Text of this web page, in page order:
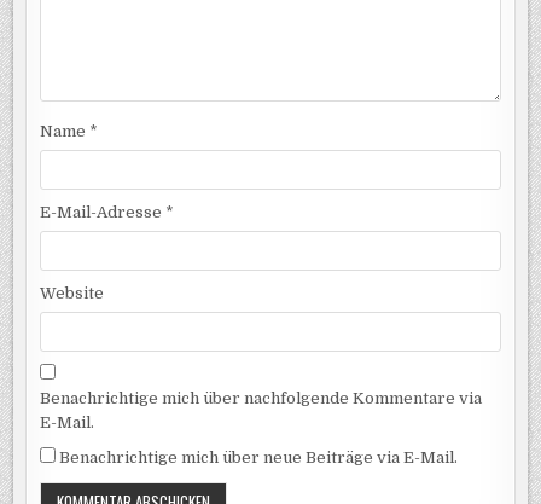
Name *
E-Mail-Adresse *
Website
Benachrichtige mich über nachfolgende Kommentare via
E-Mail.
Benachrichtige mich über neue Beiträge via E-Mail.